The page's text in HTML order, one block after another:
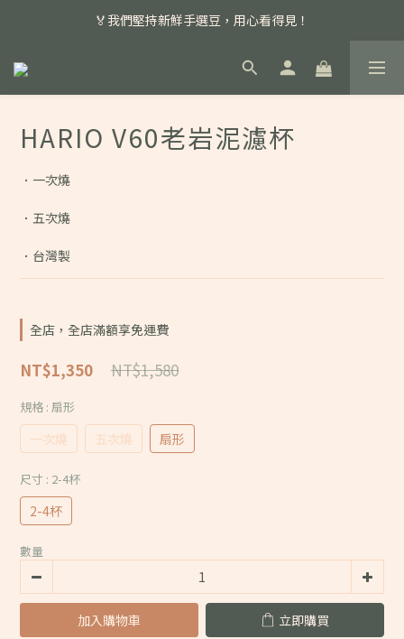
📣 本月主打特殊處理咖啡豆，任選超優惠！
🏅我們堅持新鮮手選豆，用心看得見！
📣 📣 新加入會員即享百元購物金，消費滿額再享免運費！
HARIO V60老岩泥濾杯
．一次燒
．五次燒
．台灣製
全店，全店滿額享免運費
NT$1,580
NT$1,350
規格 : 扇形
一次燒 五次燒 扇形
尺寸 : 2-4杯
2-4杯
數量
加入購物車 立即購買